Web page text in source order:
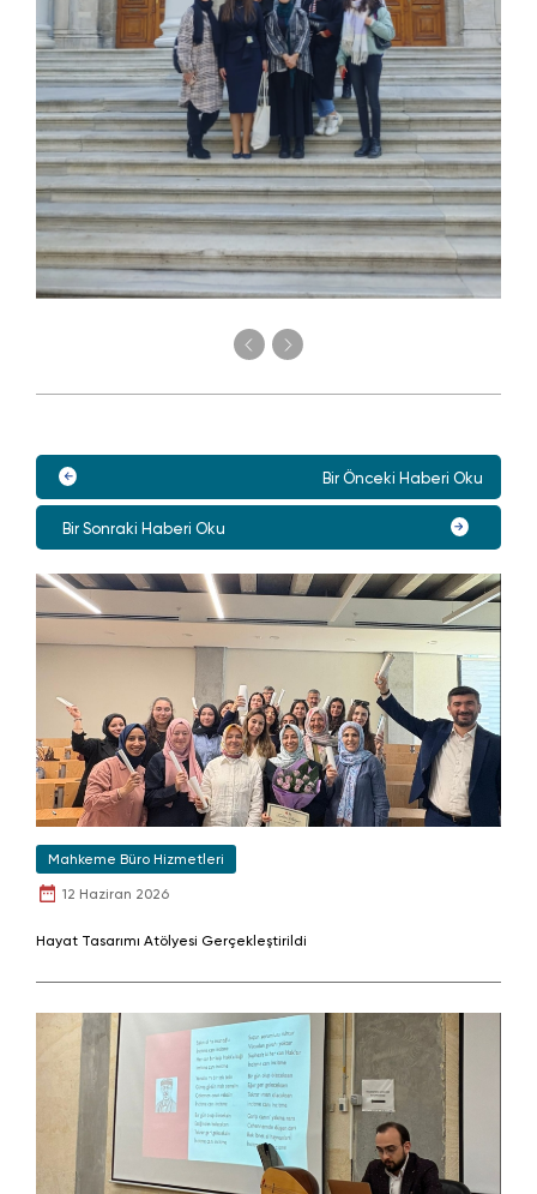
Bir Önceki Haberi Oku
Bir Sonraki Haberi Oku
Mahkeme Büro Hizmetleri
12 Haziran 2026
Hayat Tasarımı Atölyesi Gerçekleştirildi